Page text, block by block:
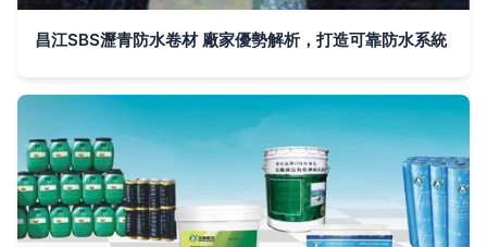
昌江SBS瀝青防水卷材 廠家優勢解析，打造可靠防水系統